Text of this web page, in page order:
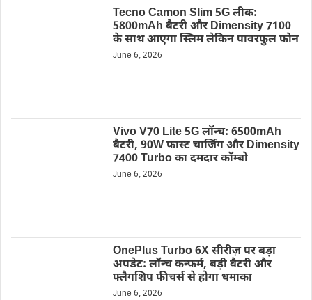
Tecno Camon Slim 5G लीक:
5800mAh बैटरी और Dimensity 7100
के साथ आएगा स्लिम लेकिन पावरफुल फोन
June 6, 2026
Vivo V70 Lite 5G लॉन्च: 6500mAh
बैटरी, 90W फास्ट चार्जिंग और Dimensity
7400 Turbo का दमदार कॉम्बो
June 6, 2026
OnePlus Turbo 6X सीरीज़ पर बड़ा
अपडेट: लॉन्च कन्फर्म, बड़ी बैटरी और
फ्लैगशिप फीचर्स से होगा धमाका
June 6, 2026